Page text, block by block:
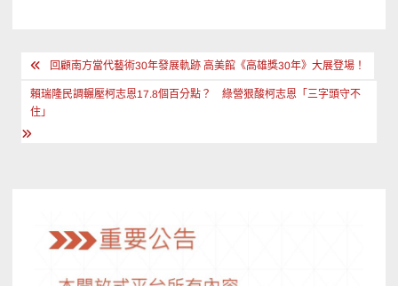
文
章
導
回顧南方當代藝術30年發展軌跡 高美館《高雄獎30年》大展登場！
賴瑞隆民調輾壓柯志恩17.8個百分點？ 綠營狠酸柯志恩「三字頭守不
住」